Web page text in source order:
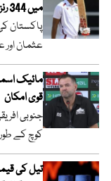
میں 344 رنز پر آؤٹ
عثمان اور
مائیک
قوی امکان
جنوبی
کوچ کے
تیل کی